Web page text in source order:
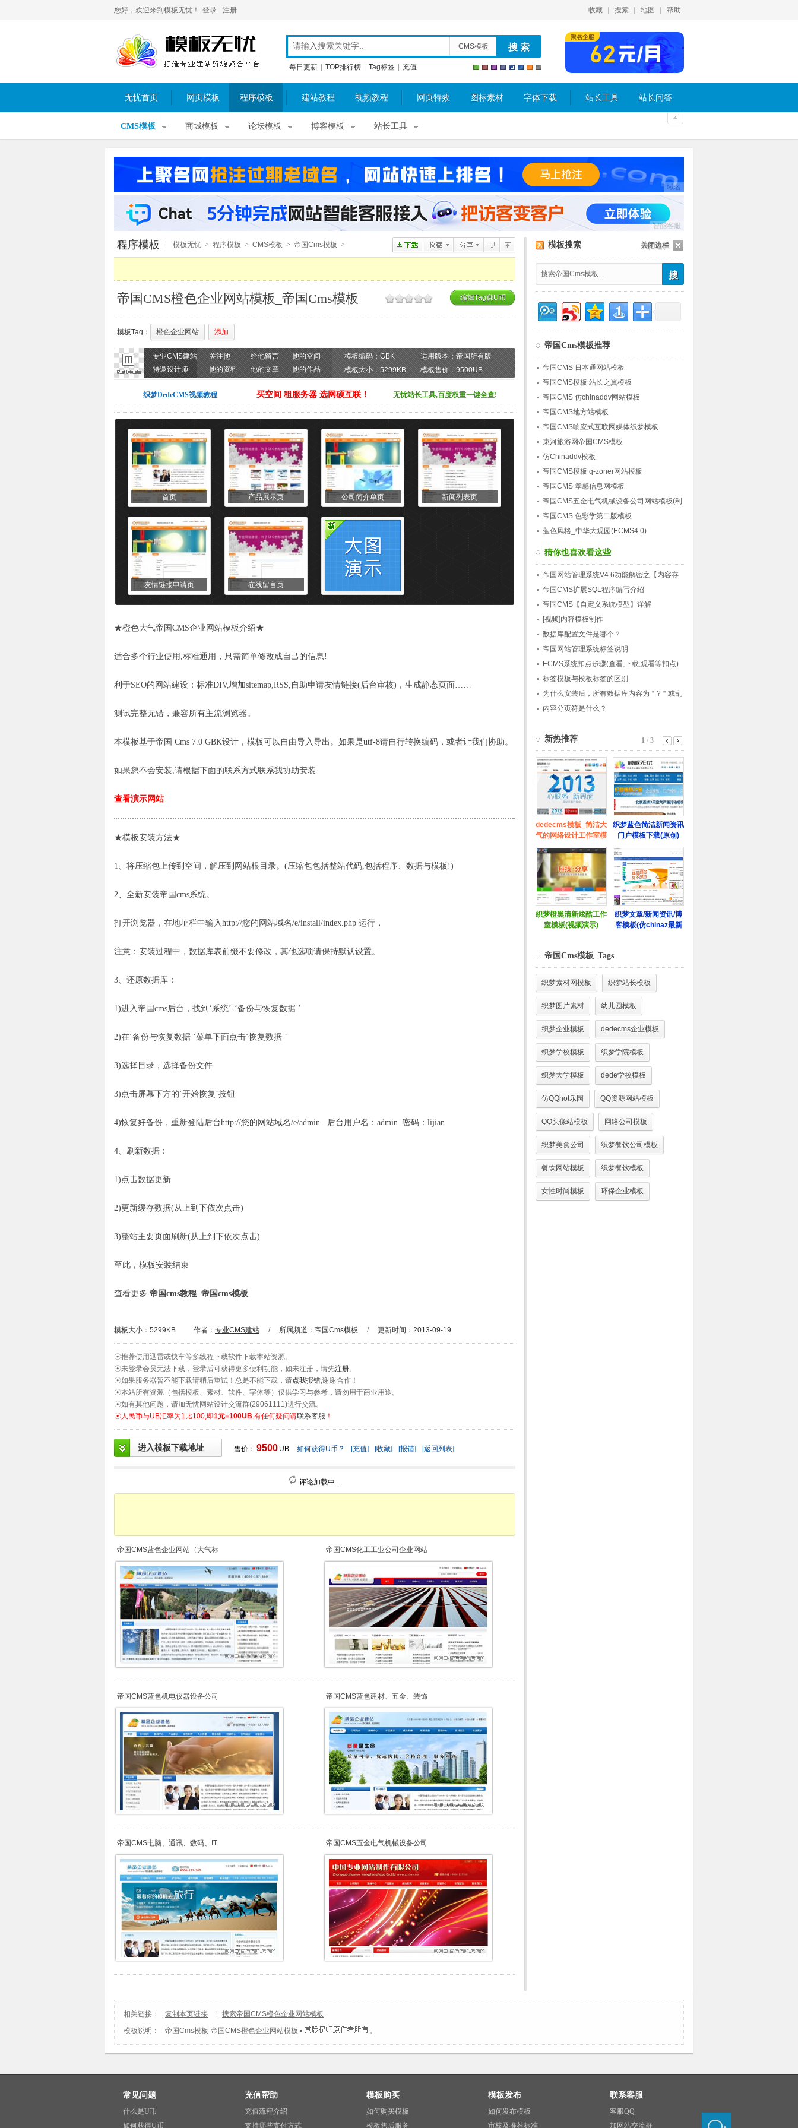
您好，欢迎来到模板无忧！ 登录 注册 收藏 搜索 地图 帮助
CMS模板
每日更新 TOP排行榜 Tag标签 充值
无忧首页 网页模板 程序模板 建站教程 视频教程 网页特效 图标素材 字体下载 站长工具 站长问答
CMS模板 商城模板 论坛模板 博客模板 站长工具
域名
智能客服
关闭边栏
程序模板 模板无忧 > 程序模板 > CMS模板 > 帝国Cms模板 >
帝国CMS橙色企业网站模板_帝国Cms模板 编辑Tag赚U币
模板Tag： 橙色企业网站 添加
专业CMS建站
特邀设计师
关注他 给他留言
他的空间
他的资料
他的文章 他的作品
模板编码：GBK
适用版本：帝国所有版
本
模板大小：5299KB 模板售价： 9500UB
织梦DedeCMS视频教程 买空间 租服务器 选网硕互联！ 无忧站长工具,百度权重一键全查!
首页 产品展示页 公司简介单页 新闻列表页
友情链接申请页 在线留言页
★橙色大气帝国CMS企业网站模板介绍★
适合多个行业使用,标准通用，只需简单修改成自己的信息!
利于SEO的网站建设：标准DIV,增加sitemap,RSS,自助申请友情链接(后台审核)，生成静态页面……
测试完整无错，兼容所有主流浏览器。
本模板基于帝国 Cms 7.0 GBK设计，模板可以自由导入导出。如果是utf-8请自行转换编码，或者让我们协助。
如果您不会安装,请根据下面的联系方式联系我协助安装
查看演示网站
★模板安装方法★
1、将压缩包上传到空间，解压到网站根目录。(压缩包包括整站代码,包括程序、数据与模板!)
2、全新安装帝国cms系统。
打开浏览器，在地址栏中输入http://您的网站域名/e/install/index.php 运行，
注意：安装过程中，数据库表前缀不要修改，其他选项请保持默认设置。
3、还原数据库：
1)进入帝国cms后台，找到‘系统’-‘备份与恢复数据 ’
2)在‘备份与恢复数据 ’菜单下面点击‘恢复数据 ’
3)选择目录，选择备份文件
3)点击屏幕下方的‘开始恢复’按钮
4)恢复好备份，重新登陆后台http://您的网站域名/e/admin 后台用户名：admin 密码：lijian
4、刷新数据：
1)点击数据更新
2)更新缓存数据(从上到下依次点击)
3)整站主要页面刷新(从上到下依次点击)
至此，模板安装结束
查看更多 帝国cms教程 帝国cms模板
模板大小：5299KB 作者： 专业CMS建站 / 所属频道： 帝国Cms模板 / 更新时间：2013-09-19
☉推荐使用迅雷或快车等多线程下载软件下载本站资源。
☉未登录会员无法下载，登录后可获得更多便利功能，如未注册，请先注册。
☉如果服务器暂不能下载请稍后重试！总是不能下载，请点我报错,谢谢合作！
☉本站所有资源（包括模板、素材、软件、字体等）仅供学习与参考，请勿用于商业用途。
☉如有其他问题，请加无忧网站设计交流群(29061111)进行交流。
☉人民币与UB汇率为1比100,即1元=100UB.有任何疑问请联系客服 ！
进入模板下载地址 售价： 9500 UB 如何获得U币？ [充值] [收藏] [报错] [返回列表]
评论加载中....
帝国CMS蓝色企业网站（大气标 帝国CMS化工工业公司企业网站
帝国CMS蓝色机电仪器设备公司 帝国CMS蓝色建材、五金、装饰
帝国CMS电脑、通讯、数码、IT 帝国CMS五金电气机械设备公司
模板搜索
帝国Cms模板推荐
帝国CMS 日本通网站模板
帝国CMS模板 站长之翼模板
帝国CMS 仿chinaddv网站模板
帝国CMS地方站模板
帝国CMS响应式互联网媒体织梦模板
束河旅游网帝国CMS模板
仿Chinaddv模板
帝国CMS模板 q-zoner网站模板
帝国CMS 孝感信息网模板
帝国CMS五金电气机械设备公司网站模板(利
于优化)
帝国CMS 色彩学第二版模板
蓝色风格_中华大观园(ECMS4.0)
猜你也喜欢看这些
帝国网站管理系统V4.6功能解密之【内容存
文本】
帝国CMS扩展SQL程序编写介绍
帝国CMS【自定义系统模型】详解
[视频]内容模板制作
数据库配置文件是哪个？
帝国网站管理系统标签说明
ECMS系统扣点步骤(查看,下载,观看等扣点)
标签模板与模板标签的区别
为什么安装后，所有数据库内容为＂?＂或乱
码
内容分页符是什么？
帝国Cms模板_Tags
织梦素材网模板 织梦站长模板
织梦图片素材 幼儿园模板
织梦企业模板 dedecms企业模板
织梦学校模板 织梦学院模板
织梦大学模板 dede学校模板
仿QQhot乐园 QQ资源网站模板
QQ头像站模板 网络公司模板
织梦美食公司 织梦餐饮公司模板
餐饮网站模板 织梦餐饮模板
女性时尚模板 环保企业模板
相关链接： 复制本页链接
搜索帝国CMS橙色企业网站模板
模板说明：
帝国Cms模板-帝国CMS橙色企业网站模板 。
常见问题
什么是U币
如何获得U币
充值帮助
充值流程介绍
支持哪些支付方式
模板购买
如何购买模板
模板售后服务
模板发布
如何发布模板
审核及推荐标准
联系客服
客服QQ
加网站交流群